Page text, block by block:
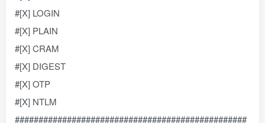
#[X] LOGIN
#[X] PLAIN
#[X] CRAM
#[X] DIGEST
#[X] OTP
#[X] NTLM
#################################################